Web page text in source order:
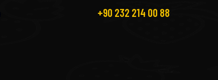
+90 232 214 00 88